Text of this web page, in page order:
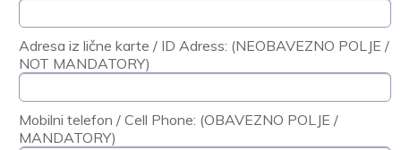
Adresa iz lične karte / ID Adress: (NEOBAVEZNO POLJE /
NOT MANDATORY)
Mobilni telefon / Cell Phone: (OBAVEZNO POLJE /
MANDATORY)